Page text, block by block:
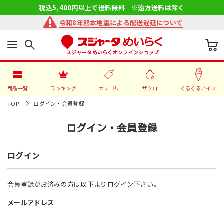
税込5,400円以上で送料無料 ※遠方送料は除く
令和8年熊本地震による配送遅延について
スジャータめいらくオンラインショップ
商品一覧 ランキング カテゴリ ザクロ くるくるアイス
TOP ログイン・会員登録
ログイン・会員登録
ログイン
会員登録がお済みの方は以下よりログイン下さい。
メールアドレス